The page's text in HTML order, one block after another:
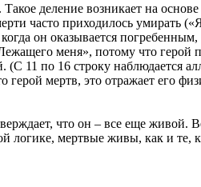
деление возникает на
часто приходилось умирать
он оказывается
меня», потому что герой
11 по 16 строку наблюдается
мертв, это отражает его
что он – все еще
мертвые живы, как и те,